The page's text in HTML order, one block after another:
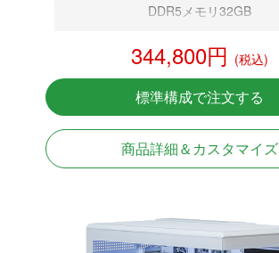
DDR5メモリ32GB
NVMeSSD 1TB
無線LAN Bluetooth対応
Windows11 Home 64bit
LCDスクリーン搭載
344,800円 (税込)
標準構成で注文する
商品詳細＆カスタマイズ